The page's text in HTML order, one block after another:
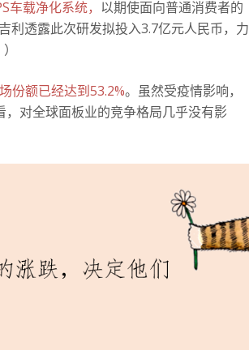
载净化系统， 以期使面向普通消费者的
吉利透露此次研发拟投入3.7亿元人民币，力
）
份额已经达到53.2%。 虽然受疫情影响，
对全球面板业的竞争格局几乎没有影